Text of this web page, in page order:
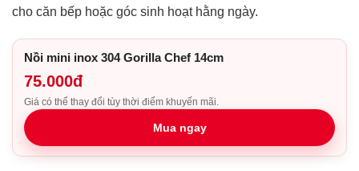
cho căn bếp hoặc góc sinh hoạt hằng ngày.
Nồi mini inox 304 Gorilla Chef 14cm
75.000đ
Giá có thể thay đổi tùy thời điểm khuyến mãi.
Mua ngay